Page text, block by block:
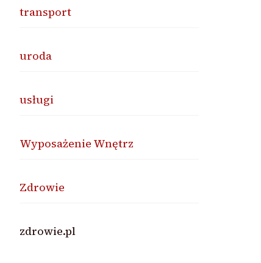
transport
uroda
usługi
Wyposażenie Wnętrz
Zdrowie
zdrowie.pl